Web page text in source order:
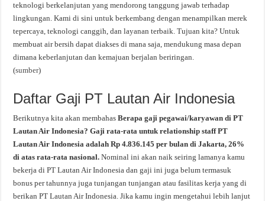
teknologi berkelanjutan yang mendorong tanggung jawab terhadap
lingkungan. Kami di sini untuk berkembang dengan menampilkan merek
tepercaya, teknologi canggih, dan layanan terbaik. Tujuan kita? Untuk
membuat air bersih dapat diakses di mana saja, mendukung masa depan
dimana keberlanjutan dan kemajuan berjalan beriringan.
(sumber)
Daftar Gaji PT Lautan Air Indonesia
Berikutnya kita akan membahasBerapa gaji pegawai/karyawan di PT
Lautan Air Indonesia? Gaji rata-rata untuk relationship staff PT
Lautan Air Indonesia adalah Rp 4.836.145 per bulan di Jakarta, 26%
di atas rata-rata nasional.Nominal ini akan naik seiring lamanya kamu
bekerja di PT Lautan Air Indonesia dan gaji ini juga belum termasuk
bonus per tahunnya juga tunjangan tunjangan atau fasilitas kerja yang di
berikan PT Lautan Air Indonesia. Jika kamu ingin mengetahui lebih lanjut